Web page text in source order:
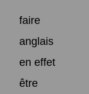
faire
anglais
en effet
être